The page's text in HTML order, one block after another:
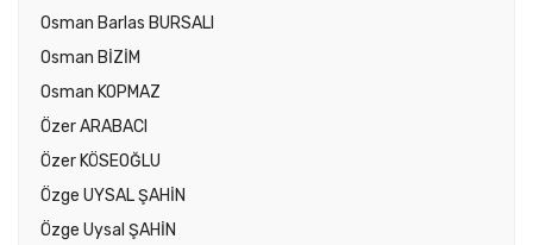
Osman Barlas BURSALI
Osman BİZİM
Osman KOPMAZ
Özer ARABACI
Özer KÖSEOĞLU
Özge UYSAL ŞAHİN
Özge Uysal ŞAHİN